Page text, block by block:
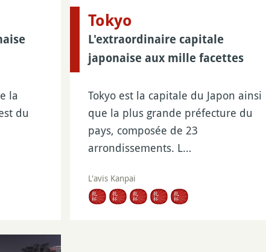
la
du
Tokyo
L'extraordinaire capitale
japonaise aux mille facettes
Tokyo est la capitale du Japon ainsi
que la plus grande préfecture du
pays, composée de 23
arrondissements. L…
L'avis Kanpai